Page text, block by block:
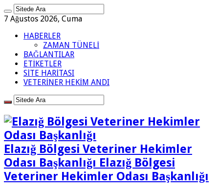
7 Ağustos 2026, Cuma
HABERLER
ZAMAN TÜNELİ
BAĞLANTILAR
ETİKETLER
SİTE HARİTASI
VETERİNER HEKİM ANDI
Elazığ Bölgesi Veteriner Hekimler
Odası Başkanlığı Elazığ Bölgesi
Veteriner Hekimler Odası Başkanlığı